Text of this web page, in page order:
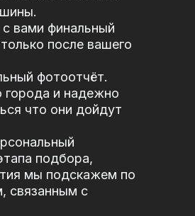
вами финальный
после вашего
фотоотчёт.
города и надежно
что они дойдут
подбора,
мы подскажем по
связанным с